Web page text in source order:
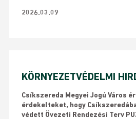
2026.03.09
KÖRNYEZETVÉDELMI
​Csíkszereda Megyei Jogú Város
érdekelteket, hogy
védett Övezeti Rendezési Terv